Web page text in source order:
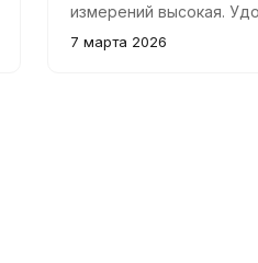
измерений высокая.
использовании,
7 марта 2026